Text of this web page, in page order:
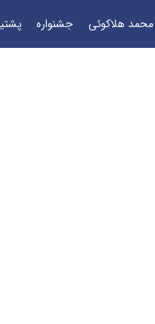
محمد هلاکوئی جشنواره